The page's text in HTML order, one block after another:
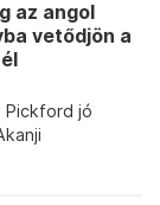
az angol
vetődjön a
jó